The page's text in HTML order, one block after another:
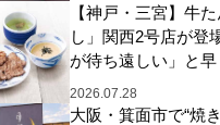
【神戸・三宮】牛
し」関西2号店が登
が待ち遠しい」と早
2026.07.28
大阪・箕面市で“焼